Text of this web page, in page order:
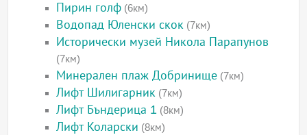
Пирин голф (6км)
Водопад Юленски скок (7км)
Исторически музей Никола Парапунов
(7км)
Минерален плаж Добринище (7км)
Лифт Шилигарник (7км)
Лифт Бъндерица 1 (8км)
Лифт Коларски (8км)